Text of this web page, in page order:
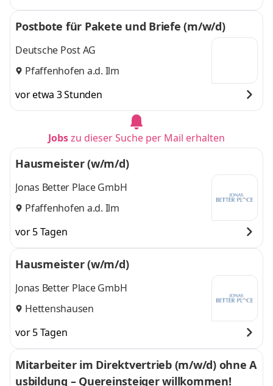
Postbote für Pakete und Briefe (m/w/d)
Deutsche Post AG
Pfaffenhofen a.d. Ilm
vor etwa 3 Stunden
Jobszu dieser Suche per Mail erhalten
Hausmeister (w/m/d)
Jonas Better Place GmbH
Pfaffenhofen a.d. Ilm
vor 5 Tagen
Hausmeister (w/m/d)
Jonas Better Place GmbH
Hettenshausen
vor 5 Tagen
Mitarbeiter im Direktvertrieb (m/w/d) ohne A
usbildung – Quereinsteiger willkommen!